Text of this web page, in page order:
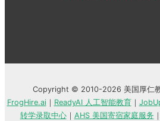
Copyright © 2010-2026 美国厚仁
FrogHire.ai｜ ReadyAI 人工智能教育｜
转学录取中心｜ AHS 美国寄宿家庭服务 ｜